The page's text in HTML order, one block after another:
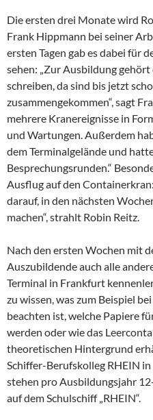
Die ersten drei Monate wird
Frank Hippmann bei seiner
ersten Tagen gab es dabei für
sehen: „Zur Ausbildung
schreiben, da sind bis jetzt
zusammengekommen“, sagt
mehrere Kranereignisse in
und Wartungen. Außerdem
dem Terminalgelände und
Besprechungsrunden.“
Ausflug auf den
darauf, in den nächsten
machen“, strahlt Robin Reitz.
Nach den ersten Wochen mit
Auszubildende auch alle
Terminal in Frankfurt
zu wissen, was zum Beispiel
beachten ist, welche Papiere
werden oder wie das
theoretischen Hintergrund
Schiffer-Berufskolleg RHEIN
stehen pro Ausbildungsjahr
auf dem Schulschiff „RHEIN“.